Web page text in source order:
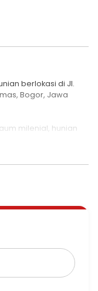
berlokasi di Jl.
Bogor, Jawa
milenial, hunian
Menawarkan